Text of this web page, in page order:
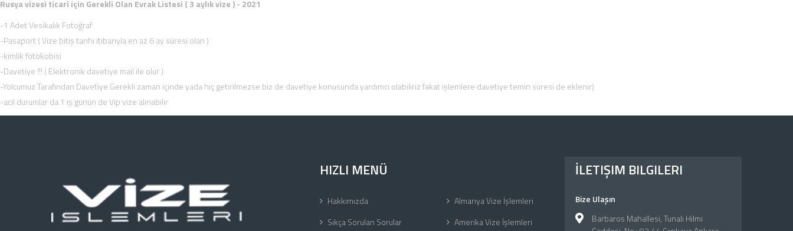
Rusya vizesi ticari için Gerekli Olan Evrak Listesi ( 3 aylık vize ) - 2021
-1 Adet Vesikalık Fotoğraf
-Pasaport ( Vize bitiş tarihi itibarıyla en az 6 ay süresi olan )
-kimlik fotokobisi
-Davetiye !!! ( Elektronik davetiye mail ile olur )
-Yolcumuz Tarafından Davetiye Gerekli zaman içinde yada hiç getirilmezse biz de davetiye konusunda yardımcı olabiliriz fakat işlemlere davetiye temin süresi de eklenir)
-acil durumlar da 1 iş günün de Vip vize alınabilir
HIZLI MENÜ
Hakkımızda
Sıkça Sorulan Sorular
Almanya Vize İşlemleri
Amerika Vize İşlemleri
İLETIŞIM BILGILERI
Bize Ulaşın
Barbaros Mahallesi, Tunalı Hilmi